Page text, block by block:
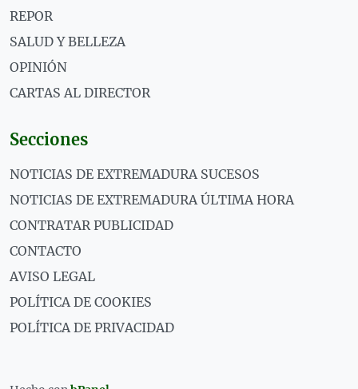
REPOR
SALUD Y BELLEZA
OPINIÓN
CARTAS AL DIRECTOR
Secciones
NOTICIAS DE EXTREMADURA SUCESOS
NOTICIAS DE EXTREMADURA ÚLTIMA HORA
CONTRATAR PUBLICIDAD
CONTACTO
AVISO LEGAL
POLÍTICA DE COOKIES
POLÍTICA DE PRIVACIDAD